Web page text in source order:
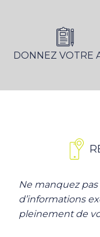
DONNEZ VOTRE
Ne manquez
d’informations
pleinement de